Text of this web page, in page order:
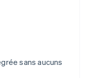
sans aucuns